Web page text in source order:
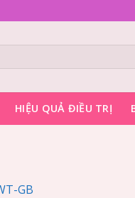
HIỆU QUẢ ĐIỀU TRỊ
GB